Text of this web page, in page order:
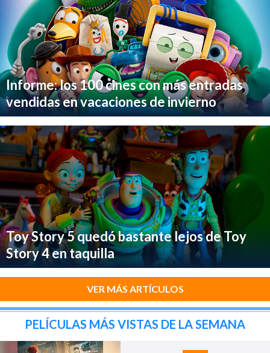
Informe: los 100 cines con más entradas
vendidas en vacaciones de invierno
Toy Story 5 quedó bastante lejos de Toy
Story 4 en taquilla
VER MÁS ARTÍCULOS
PELÍCULAS MÁS VISTAS DE LA SEMANA